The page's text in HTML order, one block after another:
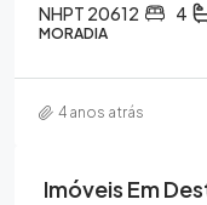
NHPT 20612 4
MORADIA
4 anos atrás
Imóveis Em